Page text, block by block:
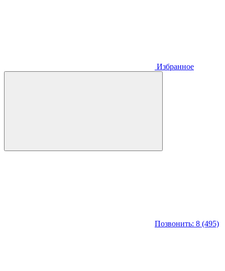
Избранное
Позвонить: 8 (495)